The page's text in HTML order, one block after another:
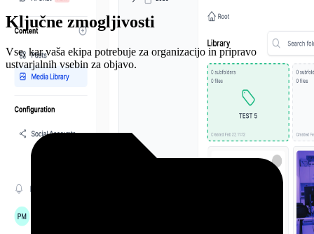
Ključne zmogljivosti
Vse, kar vaša ekipa potrebuje za organizacijo in pripravo
ustvarjalnih vsebin za objavo.